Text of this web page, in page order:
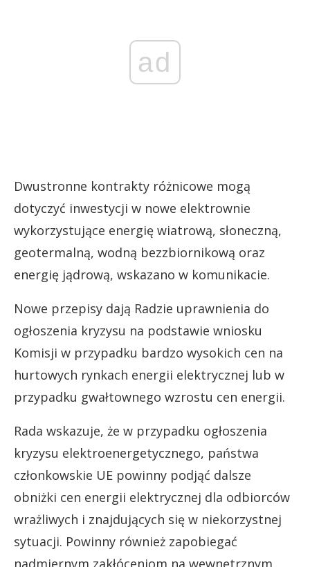
ad
Dwustronne kontrakty różnicowe mogą
dotyczyć inwestycji w nowe elektrownie
wykorzystujące energię wiatrową, słoneczną,
geotermalną, wodną bezzbiornikową oraz
energię jądrową, wskazano w komunikacie.
Nowe przepisy dają Radzie uprawnienia do
ogłoszenia kryzysu na podstawie wniosku
Komisji w przypadku bardzo wysokich cen na
hurtowych rynkach energii elektrycznej lub w
przypadku gwałtownego wzrostu cen energii.
Rada wskazuje, że w przypadku ogłoszenia
kryzysu elektroenergetycznego, państwa
członkowskie UE powinny podjąć dalsze
obniżki cen energii elektrycznej dla odbiorców
wrażliwych i znajdujących się w niekorzystnej
sytuacji. Powinny również zapobiegać
nadmiernym zakłóceniom na wewnętrznym